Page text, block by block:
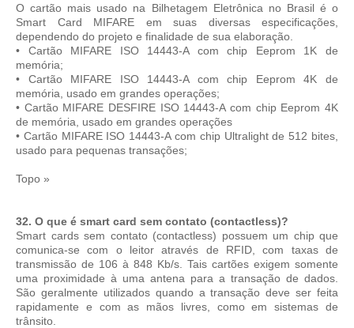
O cartão mais usado na Bilhetagem Eletrônica no Brasil é o
Smart Card MIFARE em suas diversas especificações,
dependendo do projeto e finalidade de sua elaboração.
• Cartão MIFARE ISO 14443-A com chip Eeprom 1K de
memória;
• Cartão MIFARE ISO 14443-A com chip Eeprom 4K de
memória, usado em grandes operações;
• Cartão MIFARE DESFIRE ISO 14443-A com chip Eeprom 4K
de memória, usado em grandes operações
• Cartão MIFARE ISO 14443-A com chip Ultralight de 512 bites,
usado para pequenas transações;
Topo »
32. O que é smart card sem contato (contactless)?
Smart cards sem contato (contactless) possuem um chip que
comunica-se com o leitor através de RFID, com taxas de
transmissão de 106 à 848 Kb/s. Tais cartões exigem somente
uma proximidade à uma antena para a transação de dados.
São geralmente utilizados quando a transação deve ser feita
rapidamente e com as mãos livres, como em sistemas de
trânsito.